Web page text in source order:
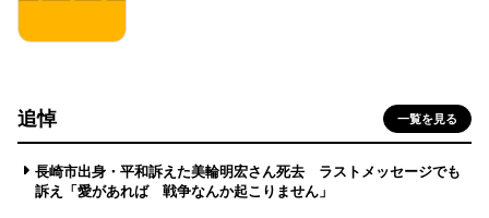
追悼 一覧を見る
長崎市出身・平和訴えた美輪明宏さん死去 ラストメッセージでも
訴え「愛があれば 戦争なんか起こりません」